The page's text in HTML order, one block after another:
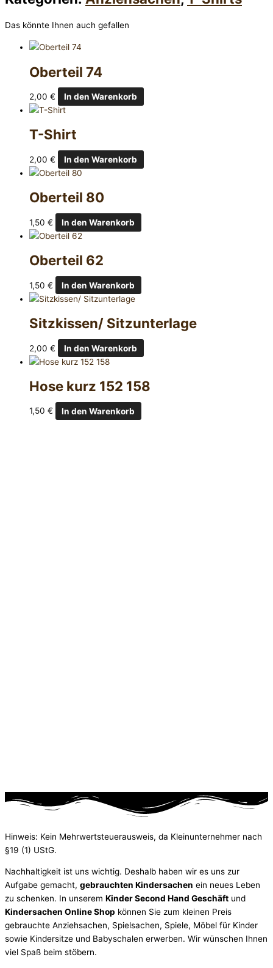
Das könnte Ihnen auch gefallen
Oberteil 74
2,00 € In den Warenkorb
T-Shirt
2,00 € In den Warenkorb
Oberteil 80
1,50 € In den Warenkorb
Oberteil 62
1,50 € In den Warenkorb
Sitzkissen/ Sitzunterlage
2,00 € In den Warenkorb
Hose kurz 152 158
1,50 € In den Warenkorb
Hinweis: Kein Mehrwertsteuerausweis, da Kleinunternehmer nach
§19 (1) UStG.
Nachhaltigkeit ist uns wichtig. Deshalb haben wir es uns zur
Aufgabe gemacht, gebrauchten Kindersachen ein neues Leben
zu schenken. In unserem Kinder Second Hand Geschäft und
Kindersachen Online Shop können Sie zum kleinen Preis
gebrauchte Anziehsachen, Spiel­sachen, Spiele, Möbel für Kinder
sowie Kindersitze und Babyschalen erwerben. Wir wünschen Ihnen
viel Spaß beim stöbern.